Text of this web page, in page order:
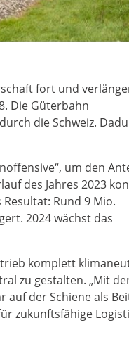
fort und
Die Güterbahn
die Schweiz.
um den
des Jahres 2023
Rund 9 Mio.
2024 wächst das
komplett
zu gestalten. „Mit
auf der Schiene als
zukunftsfähige